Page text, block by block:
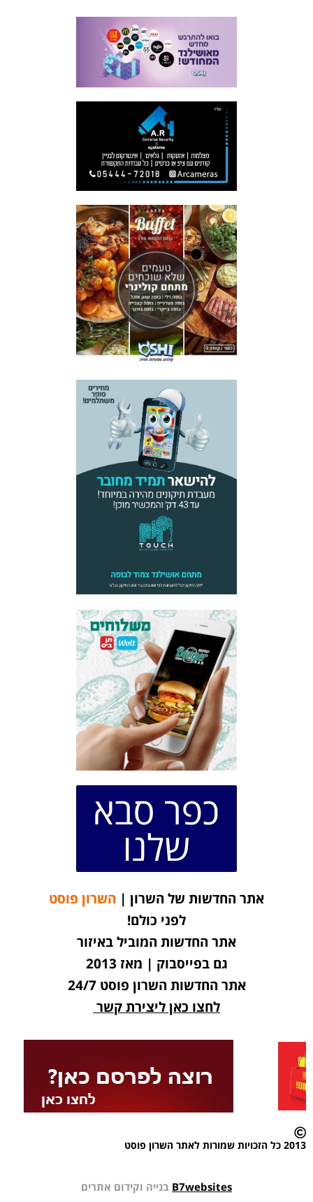
כפר סבא
שלנו
אתר החדשות של השרון | השרון פוסט
לפני כולם!
אתר החדשות המוביל באיזור
גם בפייסבוק | מאז 2013
אתר החדשות השרון פוסט 24/7
לחצו כאן ליצירת קשר
2013 כל הזכויות שמורות לאתר השרון פוסט
B7websites